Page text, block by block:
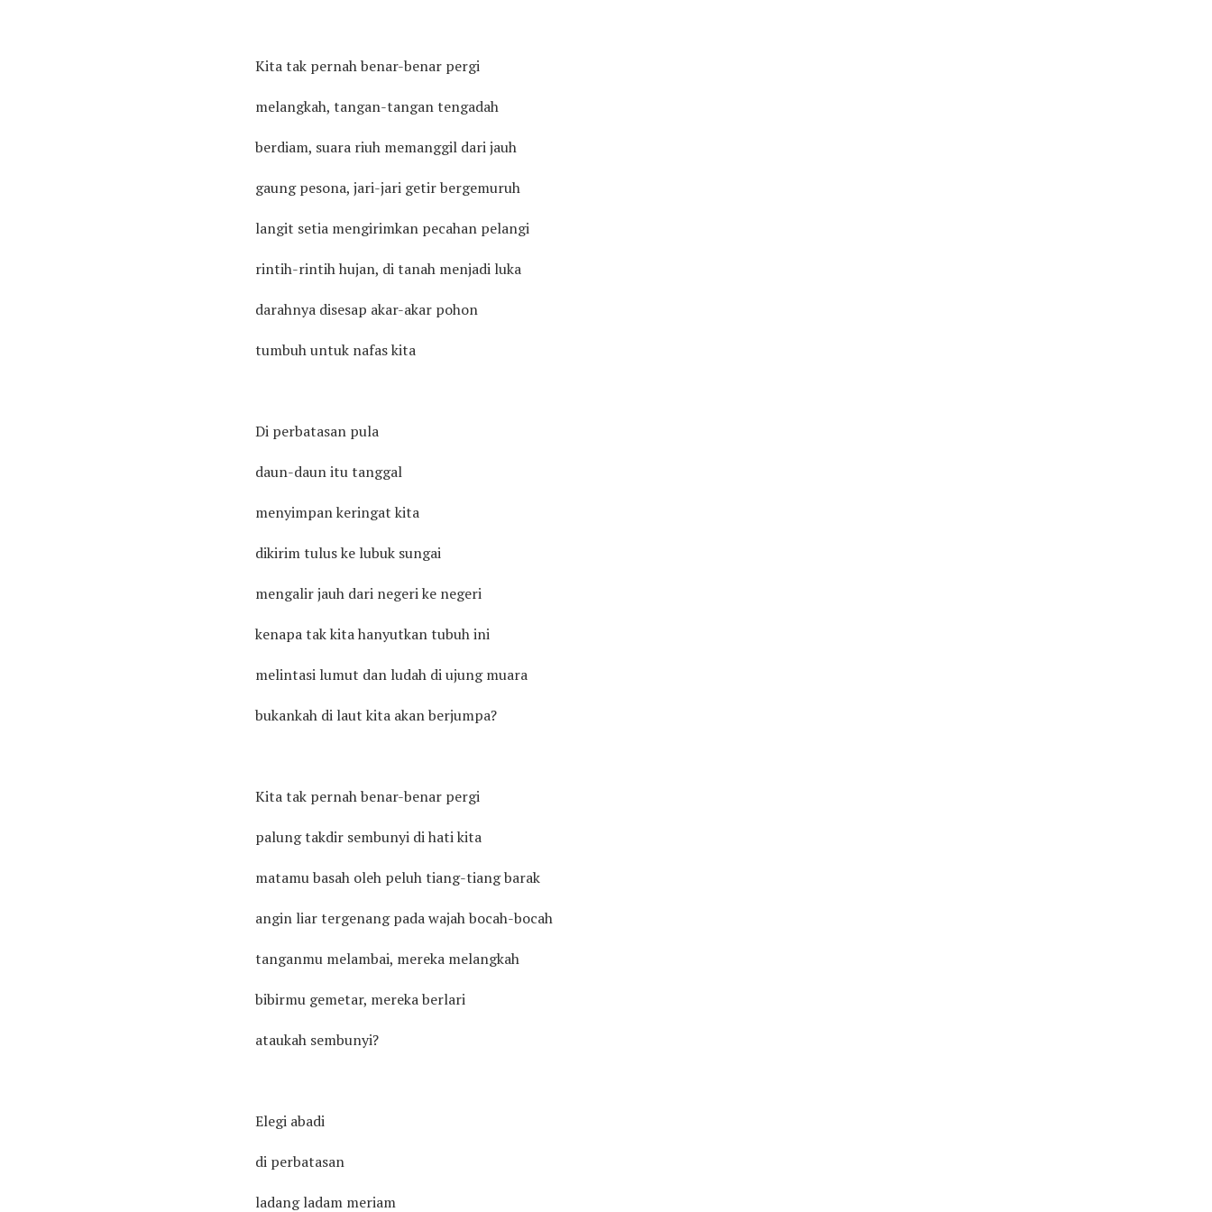
Kita tak pernah benar-benar pergi
melangkah, tangan-tangan tengadah
berdiam, suara riuh memanggil dari jauh
gaung pesona, jari-jari getir bergemuruh
langit setia mengirimkan pecahan pelangi
rintih-rintih hujan, di tanah menjadi luka
darahnya disesap akar-akar pohon
tumbuh untuk nafas kita
Di perbatasan pula
daun-daun itu tanggal
menyimpan keringat kita
dikirim tulus ke lubuk sungai
mengalir jauh dari negeri ke negeri
kenapa tak kita hanyutkan tubuh ini
melintasi lumut dan ludah di ujung muara
bukankah di laut kita akan berjumpa?
Kita tak pernah benar-benar pergi
palung takdir sembunyi di hati kita
matamu basah oleh peluh tiang-tiang barak
angin liar tergenang pada wajah bocah-bocah
tanganmu melambai, mereka melangkah
bibirmu gemetar, mereka berlari
ataukah sembunyi?
Elegi abadi
di perbatasan
ladang ladam meriam